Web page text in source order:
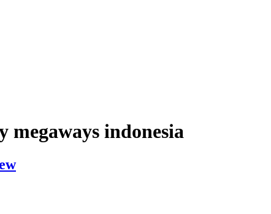
megaways indonesia